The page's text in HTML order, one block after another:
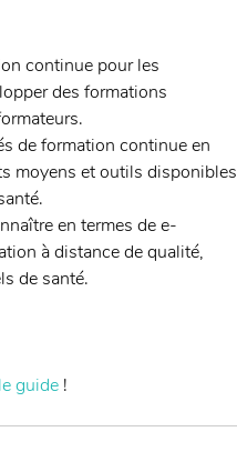
continue pour les
des formations
de formation continue en
moyens et outils disponibles
en termes de e-
à distance de qualité,
de santé.
le guide !